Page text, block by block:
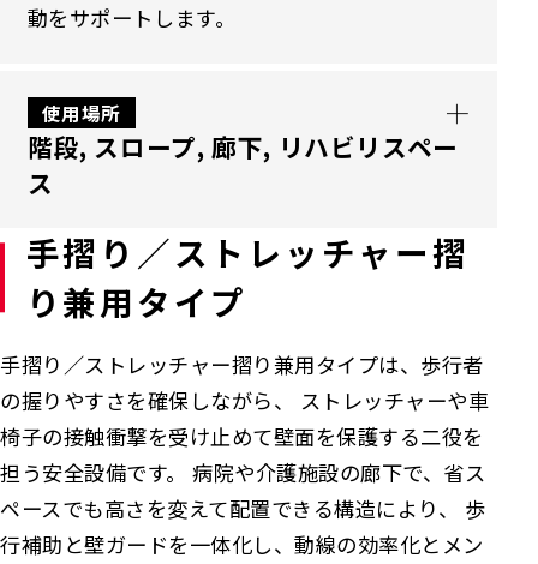
動をサポートします。
使用場所
階段, スロープ, 廊下, リハビリスペー
ス
主に階段や廊下に設置することで、身体を確実
に支えながら転倒リスクを低減します。限られ
により動線を妨げず、介護施設や病院、住宅で
の安全な自立歩行をサポートします。
手摺り／ストレッチャー摺
り兼用タイプ
手摺り／ストレッチャー摺り兼用タイプは、歩行者
の握りやすさを確保しながら、 ストレッチャーや車
椅子の接触衝撃を受け止めて壁面を保護する二役を
担う安全設備です。 病院や介護施設の廊下で、省ス
ペースでも高さを変えて配置できる構造により、 歩
行補助と壁ガードを一体化し、動線の効率化とメン